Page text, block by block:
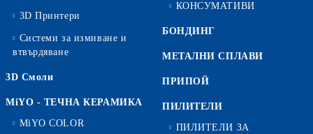
3D Принтери
Системи за измиване и
втвърдяване
3D Смоли
MiYO - ТЕЧНА КЕРАМИКА
MiYO COLOR
КОНСУМАТИВИ
БОНДИНГ
МЕТАЛНИ СПЛАВИ
ПРИПОЙ
ПИЛИТЕЛИ
ПИЛИТЕЛИ ЗА